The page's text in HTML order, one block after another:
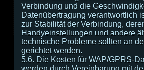
Verbindung und die
Datenübertragung verantwortlich
zur Stabilität der Verbindung,
Handyeinstellungen und andere
technische Probleme sollten an
gerichtet werden.
5.6. Die Kosten für WAP/GPRS-
werden durch Vereinbarung mit